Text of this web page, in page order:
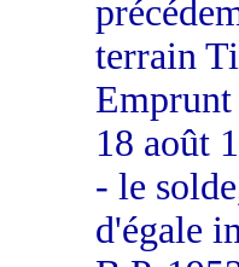
terrain
18 août
- le
d'égale